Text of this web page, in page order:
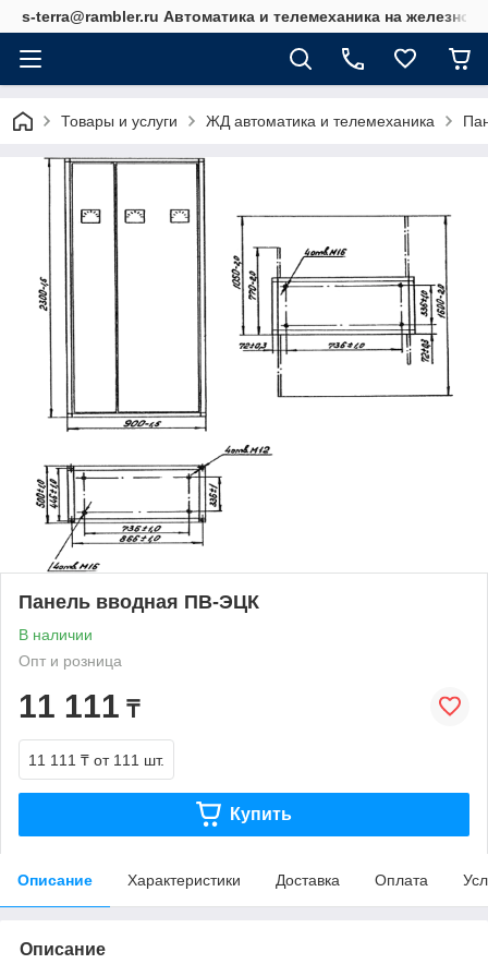
s-terra@rambler.ru Автоматика и телемеханика на
Товары и услуги ЖД автоматика и телемеханика
Панель вводная ПВ-ЭЦК
В наличии
Опт и розница
11 111 ₸
11 111 ₸ от 111 шт.
Купить
Описание Характеристики Доставка Оплата
Описание